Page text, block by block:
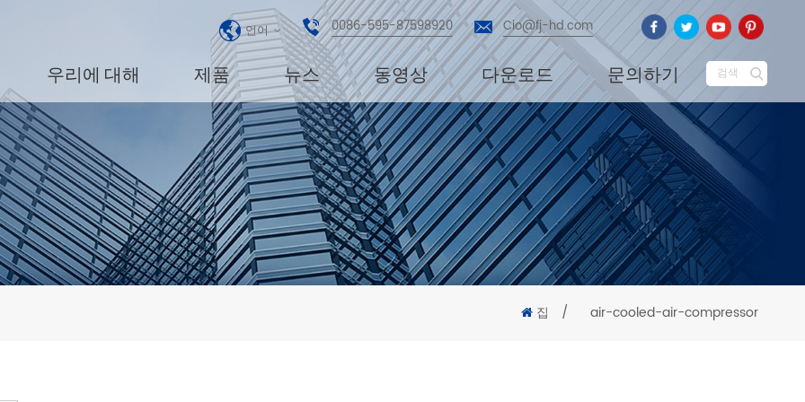
언어 0086-595-87598920 Cio@fj-hd.com
우리에 대해 제품 뉴스 동영상 다운로드 문의하기 검색
집 / air-cooled-air-compressor